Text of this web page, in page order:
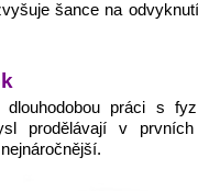
šance na
dlouhodobou práci s
prodělávají v prvních